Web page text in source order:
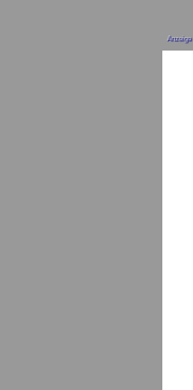
Anzeige